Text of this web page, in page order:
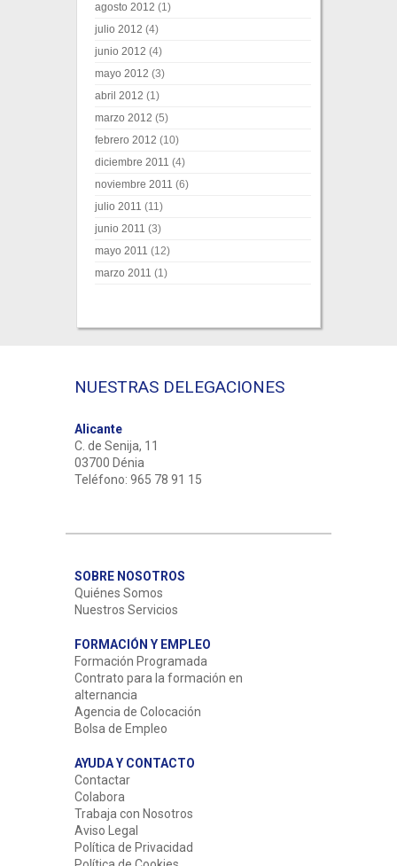
agosto 2012 (1)
julio 2012 (4)
junio 2012 (4)
mayo 2012 (3)
abril 2012 (1)
marzo 2012 (5)
febrero 2012 (10)
diciembre 2011 (4)
noviembre 2011 (6)
julio 2011 (11)
junio 2011 (3)
mayo 2011 (12)
marzo 2011 (1)
NUESTRAS DELEGACIONES
Alicante
C. de Senija, 11
03700 Dénia
Teléfono: 965 78 91 15
SOBRE NOSOTROS
Quiénes Somos
Nuestros Servicios
FORMACIÓN Y EMPLEO
Formación Programada
Contrato para la formación en
alternancia
Agencia de Colocación
Bolsa de Empleo
AYUDA Y CONTACTO
Contactar
Colabora
Trabaja con Nosotros
Aviso Legal
Política de Privacidad